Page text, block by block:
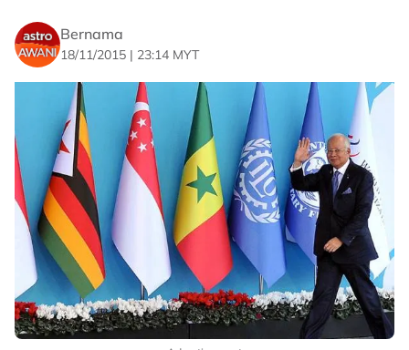
Bernama
18/11/2015 | 23:14 MYT